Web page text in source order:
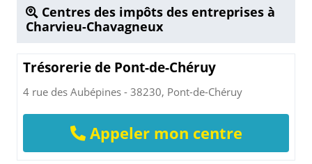
Centres des impôts des entreprises à
Charvieu-Chavagneux
Trésorerie de Pont-de-Chéruy
4 rue des Aubépines - 38230, Pont-de-Chéruy
Appeler mon centre